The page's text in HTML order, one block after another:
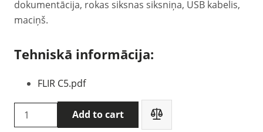
dokumentācija, rokas siksnas siksniņa, USB kabelis,
maciņš.
Tehniskā informācija:
FLIR C5.pdf
Flir
C5
Add to cart